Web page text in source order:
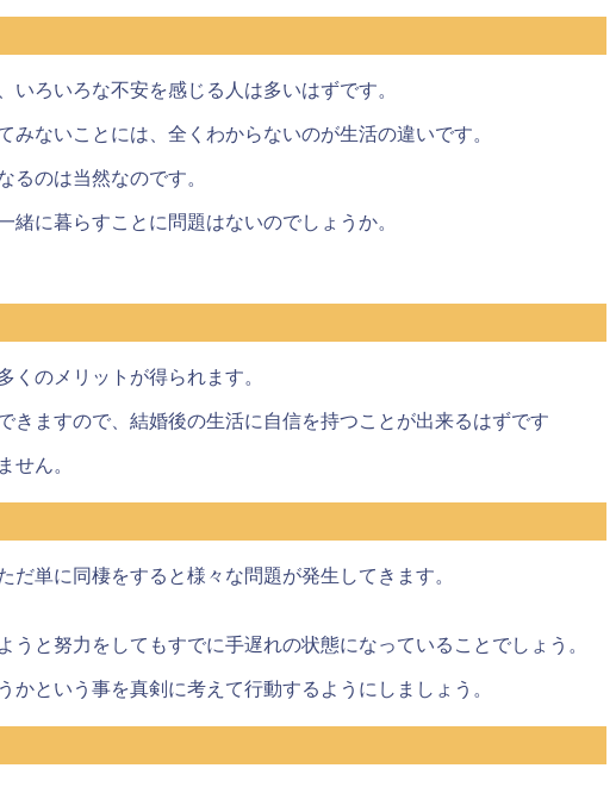
ろいろな不安を感じる人は多いはずです。
ないことには、全くわからないのが生活の違いです。
のは当然なのです。
に暮らすことに問題はないのでしょうか。
くのメリットが得られます。
ますので、結婚後の生活に自信を持つことが出来るはずです
せん。
単に同棲をすると様々な問題が発生してきます。
と努力をしてもすでに手遅れの状態になっていることでしょう。
という事を真剣に考えて行動するようにしましょう。